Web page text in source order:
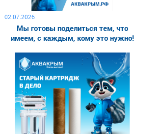
02.07.2026
Мы готовы поделиться тем, что
имеем, с каждым, кому это нужно!